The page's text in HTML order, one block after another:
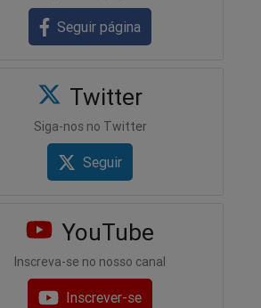
Seguir página
Twitter
Siga-nos no Twitter
Seguir
YouTube
Inscreva-se no nosso canal
Inscrever-se